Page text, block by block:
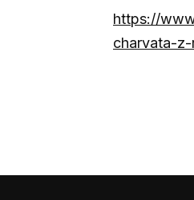
https://
charvata-